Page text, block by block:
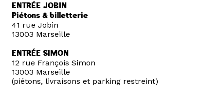
ENTRÉE JOBIN
Piétons & billetterie
41 rue Jobin
13003 Marseille
ENTRÉE SIMON
12 rue François Simon
13003 Marseille
(piétons, livraisons et parking restreint)